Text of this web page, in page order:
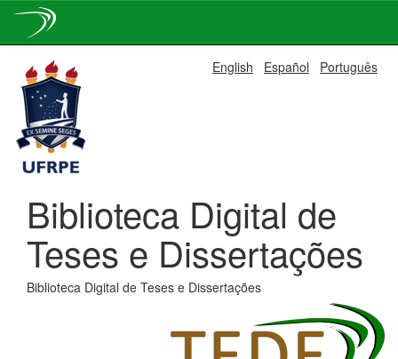
navigation
English Español Português
Biblioteca Digital de
Teses e Dissertações
Biblioteca Digital de Teses e Dissertações